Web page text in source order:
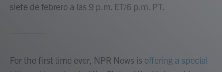
siete de febrero a las 9 p.m. ET/6 p.m. PT.
For the first time ever, NPR News is offering a special